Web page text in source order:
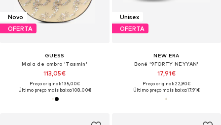
Novo
OFERTA
GUESS
Mala de ombro 'Tasmin'
113,05€
Preço original: 135,00€
Último preço mais baixo:108,00€
Unisex
OFERTA
NEW ERA
Boné '9FORTY NEYYAN'
17,91€
Preço original: 22,90€
Último preço mais baixo:17,91€